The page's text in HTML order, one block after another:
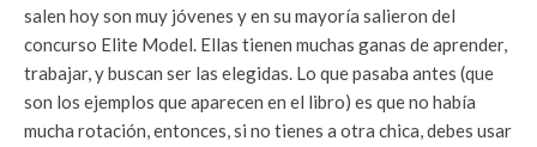
salen hoy son muy jóvenes y en su mayoría salieron del
concurso Elite Model. Ellas tienen muchas ganas de aprender,
trabajar, y buscan ser las elegidas. Lo que pasaba antes (que
son los ejemplos que aparecen en el libro) es que no había
mucha rotación, entonces, si no tienes a otra chica, debes usar